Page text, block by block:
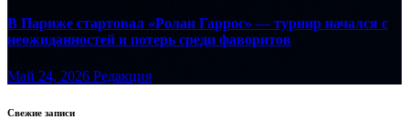
В Париже стартовал «Ролан Гаррос» — турнир начался с
неожиданностей и потерь среди фаворитов
Май 24, 2026 Редакция
Свежие записи